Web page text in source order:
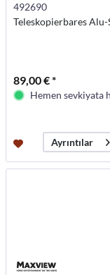
492690
Teleskopierbares
89,00 € *
Hemen sevkiyata
Ayrıntılar